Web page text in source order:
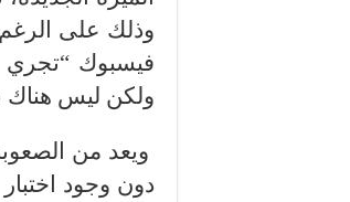
وذلك على
فيسبوك “تجري
ولكن ليس
ويعد من
دون وجود